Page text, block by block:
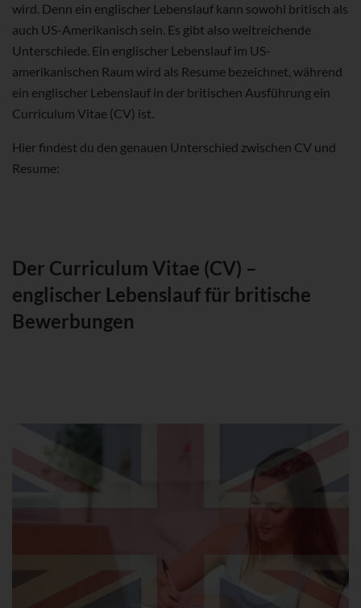
wird. Denn ein englischer Lebenslauf kann sowohl britisch als
auch US-Amerikanisch sein. Es gibt also weitreichende
Unterschiede. Ein englischer Lebenslauf im US-
amerikanischen Raum wird als Resume bezeichnet, während
ein englischer Lebenslauf in der britischen Ausführung ein
Curriculum Vitae (CV) ist.
Hier findest du den genauen Unterschied zwischen CV und
Resume:
Der Curriculum Vitae (CV) –
englischer Lebenslauf für britische
Bewerbungen